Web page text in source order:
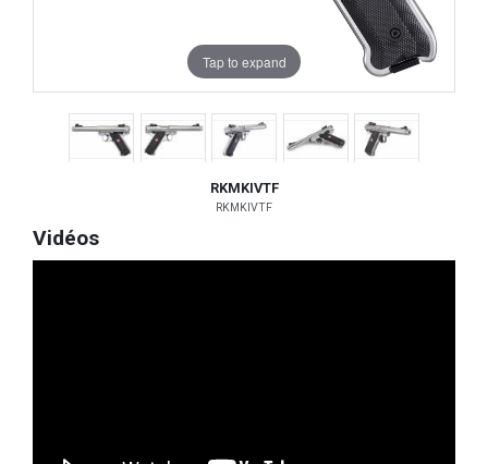
Tap to expand
RKMKIVTF
RKMKIVTF
Vidéos